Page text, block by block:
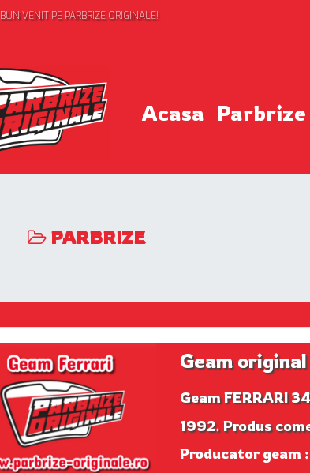
BUN VENIT PE PARBRIZE ORIGINALE!
Acasa Parbrize
PARBRIZE
Geam
Geam FERRARI
1992. Produs
Producator geam :